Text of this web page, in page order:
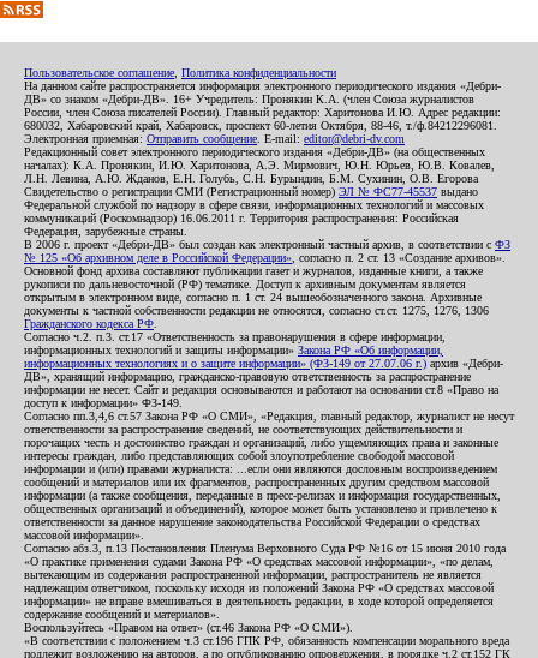
Пользовательское соглашение Политика конфиденциальности
На данном сайте распространяется информация электронного периодического издания «Дебри-
ДВ» со знаком «Дебри-ДВ». 16+ Учредитель: Пронякин К.А. (член Союза журналистов
России, член Союза писателей России). Главный редактор: Харитонова И.Ю. Адрес редакции:
680032, Хабаровский край, Хабаровск, проспект 60-летия Октября, 88-46, т./ф.84212296081.
Электронная приемная: Отправить сообщение . E-mail: editor@debri-dv.com
Редакционный совет электронного периодического издания «Дебри-ДВ» (на общественных
началах): К.А. Пронякин, И.Ю. Харитонова, А.Э. Мирмович, Ю.Н. Юрьев, Ю.В. Ковалев,
Л.Н. Левина, А.Ю. Жданов, Е.Н. Голубь, С.Н. Бурындин, Б.М. Сухинин, О.В. Егорова
Свидетельство о регистрации СМИ (Регистрационный номер) ЭЛ № ФС77-45537 выдано
Федеральной службой по надзору в сфере связи, информационных технологий и массовых
коммуникаций (Роскомнадзор) 16.06.2011 г. Территория распространения: Российская
Федерация, зарубежные страны.
В 2006 г. проект «Дебри-ДВ» был создан как электронный частный архив, в соответствии с ФЗ
№ 125 «Об архивном деле в Российской Федерации» , согласно п. 2 ст. 13 «Создание архивов».
Основной фонд архива составляют публикации газет и журналов, изданные книги, а также
рукописи по дальневосточной (РФ) тематике. Доступ к архивным документам является
открытым в электронном виде, согласно п. 1 ст. 24 вышеобозначенного закона. Архивные
документы к частной собственности редакции не относятся, согласно ст.ст. 1275, 1276, 1306
Гражданского кодекса РФ
Согласно ч.2. п.3. ст.17 «Ответственность за правонарушения в сфере информации,
информационных технологий и защиты информации» Закона РФ «Об информации,
информационных технологиях и о защите информации» (ФЗ-149 от 27.07.06 г.) архив «Дебри-
ДВ», хранящий информацию, гражданско-правовую ответственность за распространение
информации не несет. Сайт и редакция основываются и работают на основании ст.8 «Право на
доступ к информации» ФЗ-149.
Согласно пп.3,4,6 ст.57 Закона РФ «О СМИ», «Редакция, главный редактор, журналист не несут
ответственности за распространение сведений, не соответствующих действительности и
порочащих честь и достоинство граждан и организаций, либо ущемляющих права и законные
интересы граждан, либо представляющих собой злоупотребление свободой массовой
информации и (или) правами журналиста: ...если они являются дословным воспроизведением
сообщений и материалов или их фрагментов, распространенных другим средством массовой
информации (а также сообщения, переданные в пресс-релизах и информация государственных,
общественных организаций и объединений), которое может быть установлено и привлечено к
ответственности за данное нарушение законодательства Российской Федерации о средствах
массовой информации».
Согласно абз.3, п.13 Постановления Пленума Верховного Суда РФ №16 от 15 июня 2010 года
«О практике применения судами Закона РФ «О средствах массовой информации», «по делам,
вытекающим из содержания распространенной информации, распространитель не является
надлежащим ответчиком, поскольку исходя из положений Закона РФ «О средствах массовой
информации» не вправе вмешиваться в деятельность редакции, в ходе которой определяется
содержание сообщений и материалов».
Воспользуйтесь «Правом на ответ» (ст.46 Закона РФ «О СМИ»).
«В соответствии с положением ч.3 ст.196 ГПК РФ, обязанность компенсации морального вреда
подлежит возложению на авторов, а по опубликованию опровержения, в порядке ч.2 ст.152 ГК